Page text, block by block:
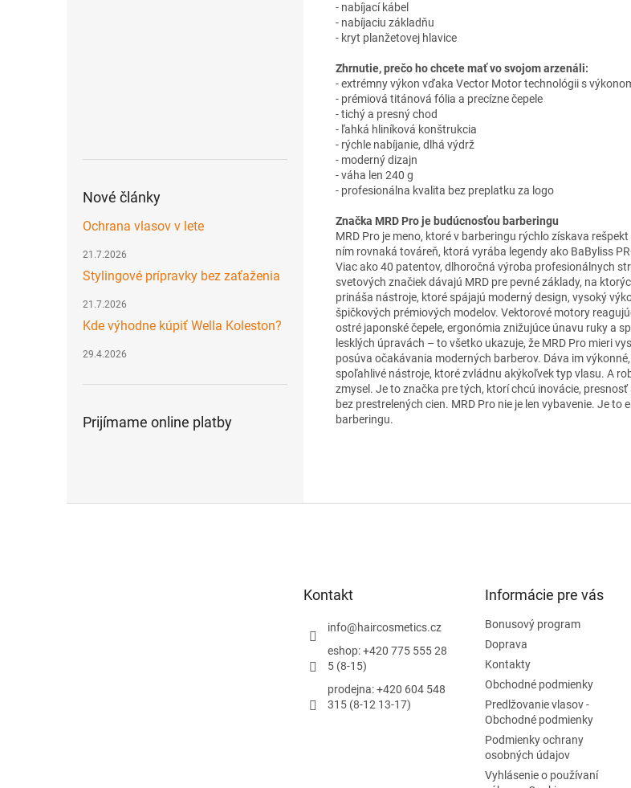
Nové články
Ochrana vlasov v lete
21.7.2026
Stylingové prípravky bez zaťaženia
21.7.2026
Kde výhodne kúpiť Wella Koleston?
29.4.2026
Prijímame online platby
- nabíjací kábel
- nabíjaciu základňu
- kryt planžetovej hlavice
Zhrnutie, prečo ho chcete mať vo svojom arzenáli:
- extrémny výkon vďaka Vector Motor technológii s
- prémiová titánová fólia a precízne čepele
- tichý a presný chod
- ľahká hliníková konštrukcia
- rýchle nabíjanie, dlhá výdrž
- moderný dizajn
- váha len 240 g
- profesionálna kvalita bez preplatku za logo
Značka MRD Pro je budúcnosťou barberingu
MRD Pro je meno, ktoré v barberingu rýchlo získava
ním rovnaká továreň, ktorá vyrába legendy ako BaByliss
Viac ako 40 patentov, dlhoročná výroba profesionálnych
svetových značiek dávajú MRD pre pevné základy, na
prináša nástroje, ktoré spájajú moderný design, vysoký
špičkových prémiových modelov. Vektorové motory
ostré japonské čepele, ergonómia znižujúce únavu ruky a
lesklých úpravách – to všetko ukazuje, že MRD Pro mieri
posúva očakávania moderných barberov. Dáva im
spoľahlivé nástroje, ktoré zvládnu akýkoľvek typ vlasu. A
zmysel. Je to značka pre tých, ktorí chcú inovácie,
bez prestrelených cien. MRD Pro nie je len vybavenie. Je to
barberingu.
Kontakt
info@haircosmetics.cz
eshop: +420 775 555 28
5 (8-15)
prodejna: +420 604 548
315 (8-12 13-17)
Informácie pre vás
Bonusový program
Doprava
Kontakty
Obchodné podmienky
Predlžovanie vlasov -
Obchodné podmienky
Podmienky ochrany
osobných údajov
Vyhlásenie o používaní